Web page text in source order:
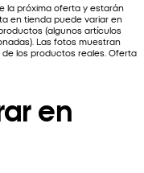
la próxima oferta y estarán
en tienda puede variar en
(algunos artículos
Las fotos muestran
los productos reales. Oferta
en